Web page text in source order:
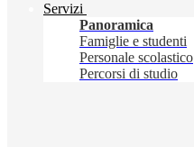
Servizi
Panoramica
Famiglie e studenti
Personale scolastico
Percorsi di studio